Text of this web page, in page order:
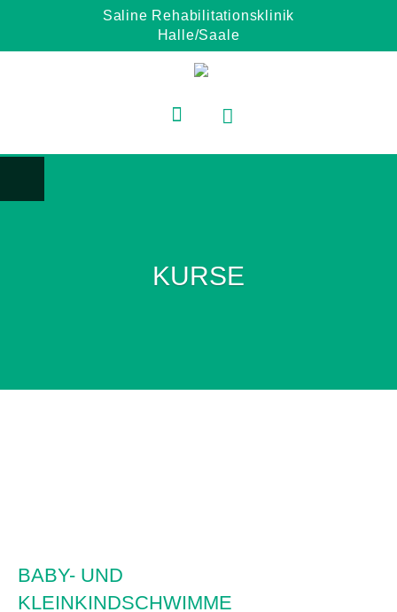
Saline Rehabilitationsklinik
Halle/Saale
KURSE
BABY- UND
KLEINKINDSCHWIMME